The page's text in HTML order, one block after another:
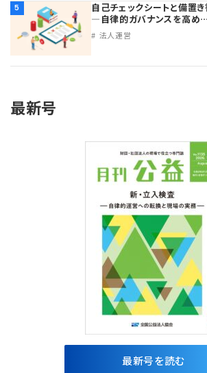
5
自己チェックシートと備置
―自律的ガバナンスを高め…
法人運営
最新号
最新号を読む